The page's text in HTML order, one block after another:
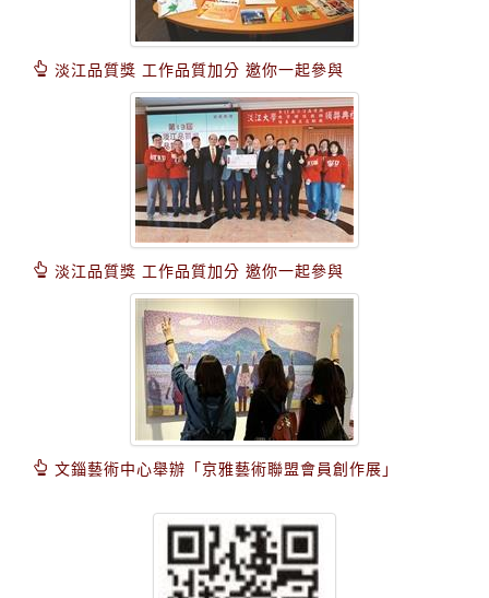
淡江品質獎 工作品質加分 邀你一起參與
淡江品質獎 工作品質加分 邀你一起參與
文錙藝術中心舉辦「京雅藝術聯盟會員創作展」